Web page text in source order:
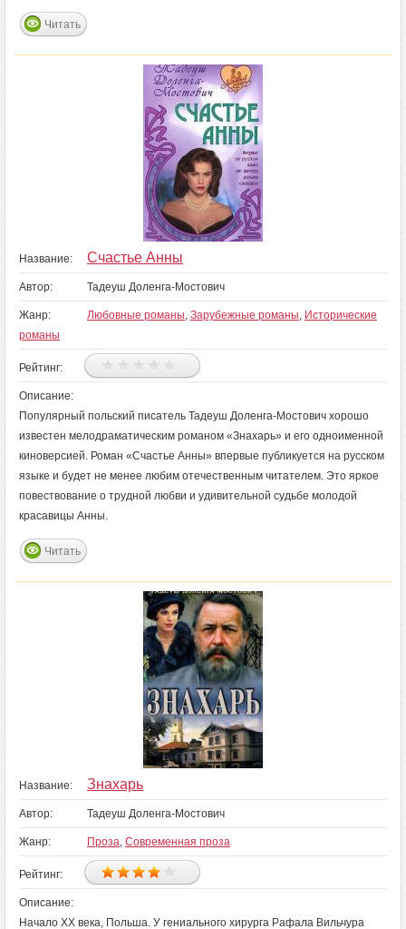
Читать
Название: Счастье Анны
Автор: Тадеуш Доленга-Мостович
Жанр: Любовные романы, Зарубежные романы, Исторические
романы
Рейтинг:
Описание:
Популярный польский писатель Тадеуш Доленга-Мостович хорошо
известен мелодраматическим романом «Знахарь» и его одноименной
киноверсией. Роман «Счастье Анны» впервые публикуется на русском
языке и будет не менее любим отечественным читателем. Это яркое
повествование о трудной любви и удивительной судьбе молодой
красавицы Анны.
Читать
Название: Знахарь
Автор: Тадеуш Доленга-Мостович
Жанр: Проза, Современная проза
Рейтинг:
Описание:
Начало ХХ века, Польша. У гениального хирурга Рафала Вильчура